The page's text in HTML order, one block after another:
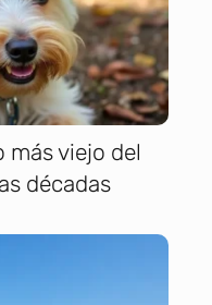
más viejo del
décadas